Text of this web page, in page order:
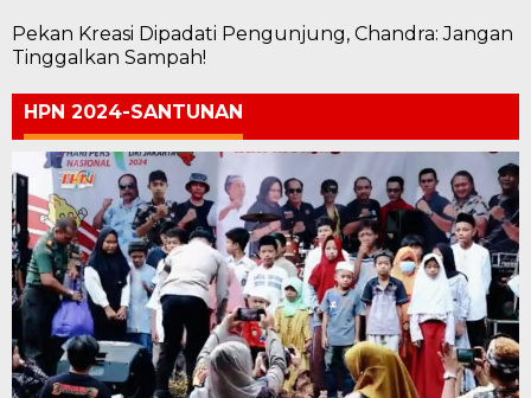
Pekan Kreasi Dipadati Pengunjung, Chandra: Jangan
Tinggalkan Sampah!
HPN 2024-SANTUNAN